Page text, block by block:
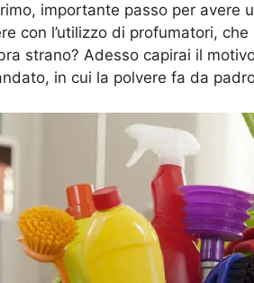
importante passo per avere
con l’utilizzo di profumatori,
strano? Adesso capirai il
in cui la polvere fa da